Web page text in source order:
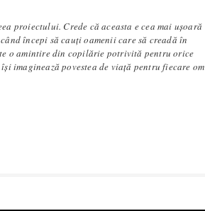
proiectului. Crede că aceasta e cea mai ușoară
începi să cauți oamenii care să creadă în
o amintire din copilărie potrivită pentru orice
imaginează povestea de viață pentru fiecare om